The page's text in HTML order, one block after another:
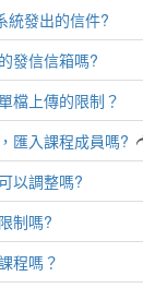
統發出的信件?
發信信箱嗎?
檔上傳的限制？
匯入課程成員嗎?
以調整嗎?
制嗎?
程嗎？